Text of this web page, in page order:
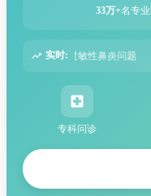
33万+名专
实时:
6分钟前 周** 咨询了胃痛问题
专科问诊